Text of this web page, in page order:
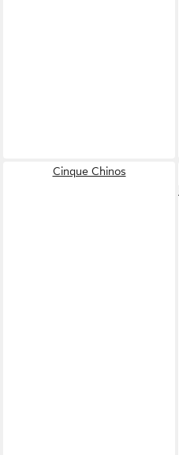
Cinque Chinos